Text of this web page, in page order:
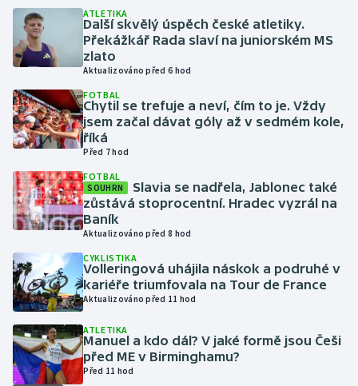
Házená
Jezdectví
Judo
Krasobruslení
Lezení
Lyže a snowboard
Moderní pětiboj
Motorsport
Olympijské hry
Parasport
ATLETIKA
Další skvělý úspěch české atletiky.
Překážkář Rada slaví na juniorském MS
zlato
Aktualizováno před 6 hod
FOTBAL
Chytil se trefuje a neví, čím to je. Vždy
jsem začal dávat góly až v sedmém kole,
říká
Před 7 hod
FOTBAL
SOUHRN
Slavia se nadřela, Jablonec také
zůstává stoprocentní. Hradec vyzrál na
Baník
Aktualizováno před 8 hod
CYKLISTIKA
Volleringová uhájila náskok a podruhé v
kariéře triumfovala na Tour de France
Aktualizováno před 11 hod
ATLETIKA
Manuel a kdo dál? V jaké formě jsou Češi
před ME v Birminghamu?
Před 11 hod